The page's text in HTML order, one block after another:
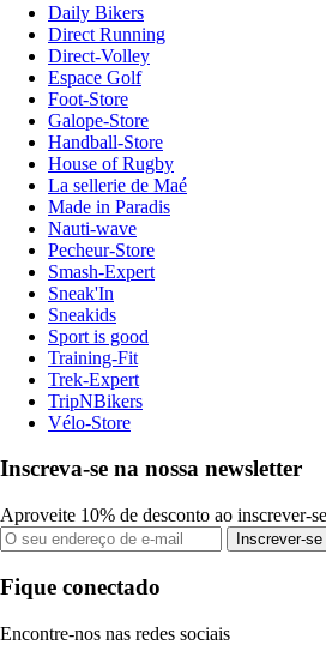
Daily Bikers
Direct Running
Direct-Volley
Espace Golf
Foot-Store
Galope-Store
Handball-Store
House of Rugby
La sellerie de Maé
Made in Paradis
Nauti-wave
Pecheur-Store
Smash-Expert
Sneak'In
Sneakids
Sport is good
Training-Fit
Trek-Expert
TripNBikers
Vélo-Store
Inscreva-se na nossa newsletter
Aproveite 10% de desconto ao inscrever-
Inscrever-se
Fique conectado
Encontre-nos nas redes sociais